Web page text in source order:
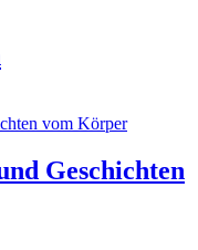
Geschichten